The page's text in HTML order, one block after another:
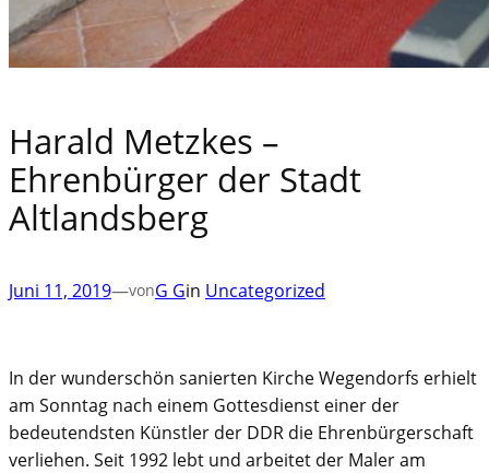
Harald Metzkes –
Ehrenbürger der Stadt
Altlandsberg
Juni 11, 2019—vonG Gin Uncategorized
In der wunderschön sanierten Kirche Wegendorfs erhielt
am Sonntag nach einem Gottesdienst einer der
bedeutendsten Künstler der DDR die Ehrenbürgerschaft
verliehen. Seit 1992 lebt und arbeitet der Maler am